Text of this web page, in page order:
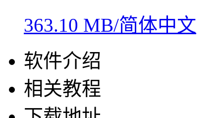
363.10 MB/简体中文
软件介绍
相关教程